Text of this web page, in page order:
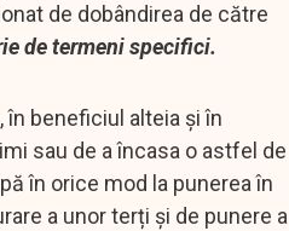
de dobândirea de către
de termeni specifici.
beneficiul alteia și în
sau de a încasa o astfel de
în orice mod la punerea în
a unor terți și de punere a